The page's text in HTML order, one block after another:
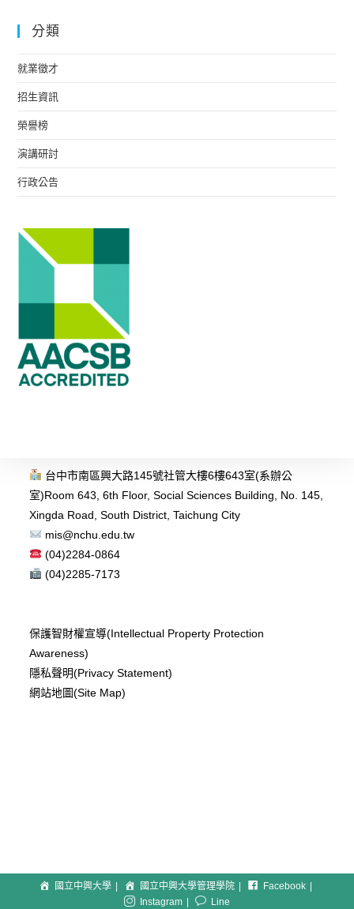
分類
就業徵才
招生資訊
榮譽榜
演講研討
行政公告
台中市南區興大路145號社管大樓6樓643室(系辦公
室)Room 643, 6th Floor, Social Sciences Building, No. 145,
Xingda Road, South District, Taichung City
mis@nchu.edu.tw
(04)2284-0864
(04)2285-7173
保護智財權宣導(Intellectual Property Protection
Awareness)
隱私聲明(Privacy Statement)
網站地圖(Site Map)
國立中興大學 國立中興大學管理學院
Facebook
Instagram
Line